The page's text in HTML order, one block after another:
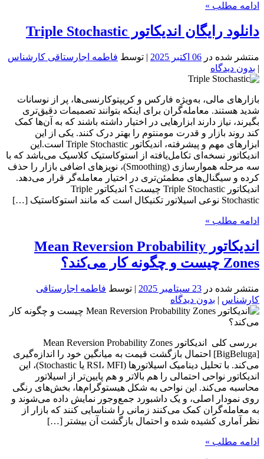
ادامه مطلب »
دانلود رایگان اندیکاتور Triple Stochastic
منتشر شده در 06 اکتبر 2025 | توسط فاطمه اجارستاقی کارشناس
| بدون دیدگاه
بازارهای مالی، به‌ویژه فارکس و کریپتوکارنسی‌ها، پر از نوسانات
شدید هستند. معامله‌گران برای اینکه بتوانند تصمیمات دقیق‌تری
بگیرند، نیاز دارند ابزارهایی در اختیار داشته باشند که به آن‌ها کمک
کند روند بازار و قدرت مومنتوم را بهتر درک کنند. یکی از این
ابزارهای مهم و پیشرفته، اندیکاتور Triple Stochastic است.این
اندیکاتور نسخه‌ای تکامل‌یافته از استوکاستیک کلاسیک می‌باشد که با
سه مرحله هموارسازی (Smoothing)، نویزهای اضافی بازار را حذف
کرده و سیگنال‌های مطمئن‌تری در اختیار معامله‌گر قرار می‌دهد.
اندیکاتور Triple Stochastic چیست؟ اندیکاتور Triple
Stochastic نوعی اسیلاتور تکنیکال است که مانند استوکاستیک […]
ادامه مطلب »
اندیکاتور Mean Reversion Probability
Zones چیست و چگونه کار می‌کند؟
منتشر شده در 23 سپتامبر 2025 | توسط فاطمه اجارستاقی
کارشناس | بدون دیدگاه
بررسی کلی اندیکاتور Mean Reversion Probability Zones
[BigBeluga] احتمال بازگشت قیمت به میانگین خود را اندازه‌گیری
می‌کند. با تحلیل دینامیک اسیلاتورها (RSI، MFI یا Stochastic)، این
اندیکاتور نواحی احتمالی را هم بالاتر و هم پایین‌تر از اسیلاتور
محاسبه می‌کند. این نواحی به شکل هیستوگرام‌ها، بخش‌های رنگی
روی نمودار اصلی، و یک داشبورد جمع‌وجور نمایش داده می‌شوند و
به معامله‌گران کمک می‌کنند زمانی را شناسایی کنند که بازار از
نظر آماری کشیده شده و احتمال بازگشت آن بیشتر […]
ادامه مطلب »